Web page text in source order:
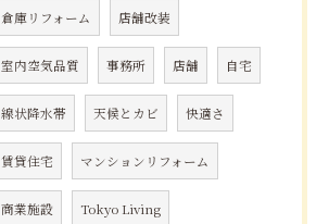
倉庫リフォーム 店舗改装
室内空気品質 事務所 店舗 自宅
線状降水帯 天候とカビ 快適さ
賃貸住宅 マンションリフォーム
商業施設 Tokyo Living